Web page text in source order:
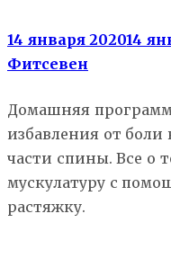
14 января 202014
Фитсевен
Домашняя
избавления от
части спины. Все о
мускулатуру с
растяжку.